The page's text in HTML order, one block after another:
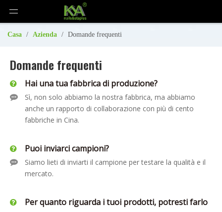
Casa / Azienda / Domande frequenti
Domande frequenti
Hai una tua fabbrica di produzione?
Sì, non solo abbiamo la nostra fabbrica, ma abbiamo
anche un rapporto di collaborazione con più di cento
fabbriche in Cina.
Puoi inviarci campioni?
Siamo lieti di inviarti il ​​campione per testare la qualità e il
mercato.
Per quanto riguarda i tuoi prodotti, potresti farlo